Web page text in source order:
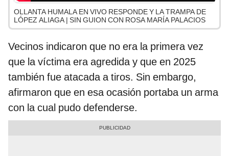
OLLANTA HUMALA EN VIVO RESPONDE Y LA TRAMPA DE
LÓPEZ ALIAGA | SIN GUION CON ROSA MARÍA PALACIOS
Vecinos indicaron que no era la primera vez
que la víctima era agredida y que en 2025
también fue atacada a tiros. Sin embargo,
afirmaron que en esa ocasión portaba un arma
con la cual pudo defenderse.